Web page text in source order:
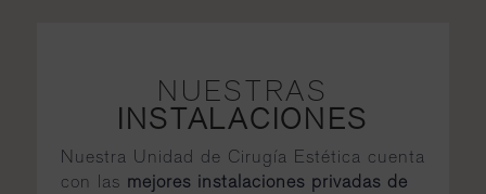
NUESTRAS
INSTALACIONES
Nuestra Unidad de Cirugía Estética cuenta
con las mejores instalaciones privadas de